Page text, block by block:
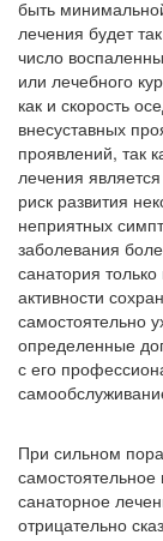
быть
лечения будет
число
или лечебного
как и скорость
внесуставных
проявлений, так
лечения
риск развития
неприятных
заболевания
санатория
активности
самостоятельно
определенные
с его
При сильном
самостоятельное
санаторное
отрицательно